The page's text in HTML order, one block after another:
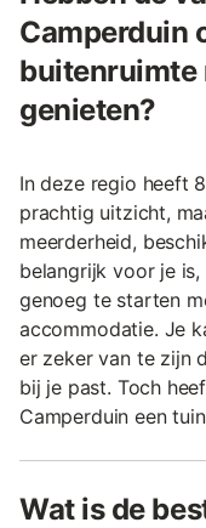
Camperduin
buitenruimte
genieten?
In deze regio heeft
prachtig uitzicht,
meerderheid,
belangrijk voor je
genoeg te starten
accommodatie. Je
er zeker van te zijn
bij je past. Toch
Camperduin een
Wat is de